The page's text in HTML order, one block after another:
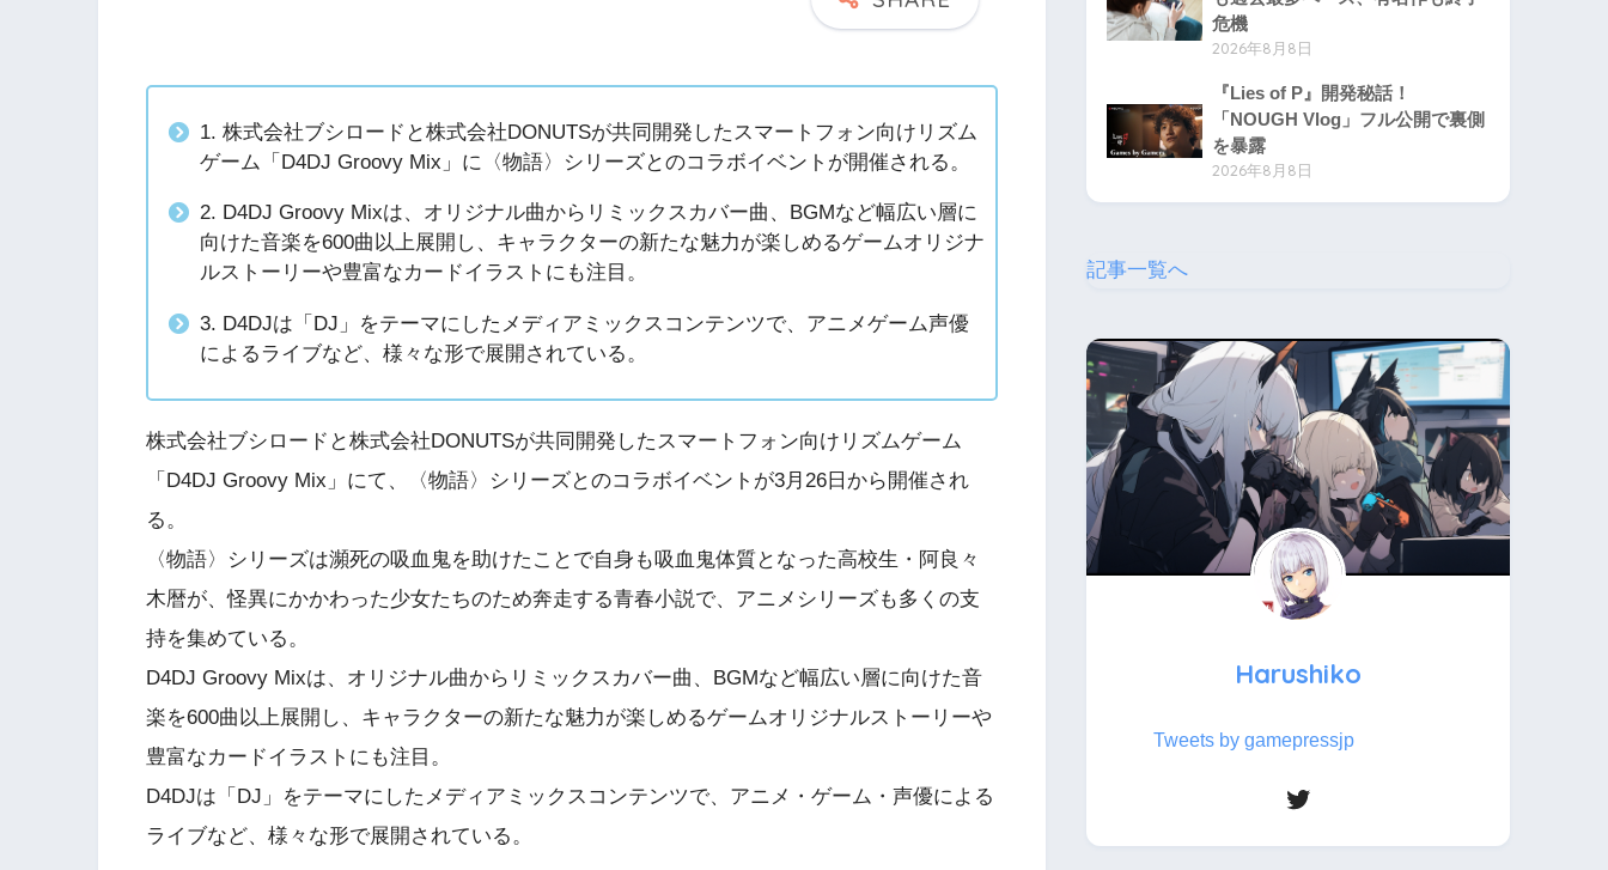
1. 株式会社ブシロードと株式会社DONUTSが共同開発したスマートフォン向けリズム
ゲーム「D4DJ Groovy Mix」に〈物語〉シリーズとのコラボイベントが開催される。
2. D4DJ Groovy Mixは、オリジナル曲からリミックスカバー曲、BGMなど幅広い層に
向けた音楽を600曲以上展開し、キャラクターの新たな魅力が楽しめるゲームオリジナ
ルストーリーや豊富なカードイラストにも注目。
3. D4DJは「DJ」をテーマにしたメディアミックスコンテンツで、アニメゲーム声優
によるライブなど、様々な形で展開されている。
株式会社ブシロードと株式会社DONUTSが共同開発したスマートフォン向けリズムゲーム
「D4DJ Groovy Mix」にて、〈物語〉シリーズとのコラボイベントが3月26日から開催され
る。
〈物語〉シリーズは瀕死の吸血鬼を助けたことで自身も吸血鬼体質となった高校生・阿良々
木暦が、怪異にかかわった少女たちのため奔走する青春小説で、アニメシリーズも多くの支
持を集めている。
D4DJ Groovy Mixは、オリジナル曲からリミックスカバー曲、BGMなど幅広い層に向けた音
楽を600曲以上展開し、キャラクターの新たな魅力が楽しめるゲームオリジナルストーリーや
豊富なカードイラストにも注目。
D4DJは「DJ」をテーマにしたメディアミックスコンテンツで、アニメ・ゲーム・声優による
ライブなど、様々な形で展開されている。
危機
2026年8月8日
『Lies of P』開発秘話！
「NOUGH Vlog」フル公開で裏側
を暴露
2026年8月8日
記事一覧へ
Harushiko
Tweets by gamepressjp